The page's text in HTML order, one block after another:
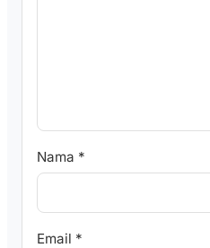
Nama *
Email *